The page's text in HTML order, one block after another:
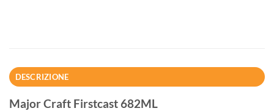
DESCRIZIONE
Major Craft Firstcast 682ML